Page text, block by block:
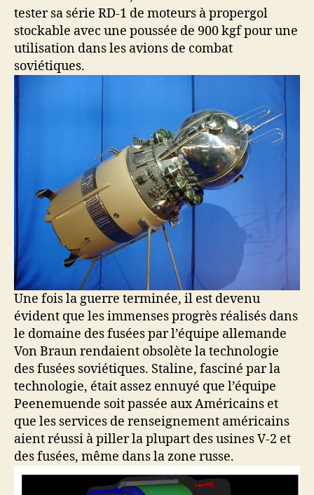
tester sa série RD-1 de moteurs à propergol
stockable avec une poussée de 900 kgf pour une
utilisation dans les avions de combat
soviétiques.
Une fois la guerre terminée, il est devenu
évident que les immenses progrès réalisés dans
le domaine des fusées par l’équipe allemande
Von Braun rendaient obsolète la technologie
des fusées soviétiques. Staline, fasciné par la
technologie, était assez ennuyé que l’équipe
Peenemuende soit passée aux Américains et
que les services de renseignement américains
aient réussi à piller la plupart des usines V-2 et
des fusées, même dans la zone russe.